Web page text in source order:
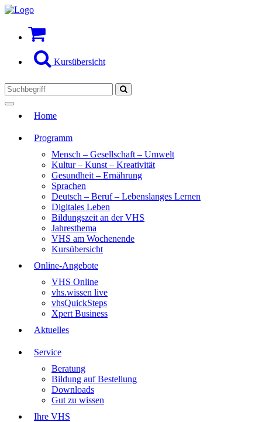
Kursübersicht
Toggle
navigationHome
Programm
Mensch – Gesellschaft – Umwelt
Kultur – Kunst – Kreativität
Gesundheit – Ernährung
Sprachen
Deutsch – Beruf – Lebenslanges Lernen
Digitales Leben
Bildungszeit an der VHS
Jahresthema
VHS am Wochenende
Kursübersicht
Online-Angebote
VHS Online
vhs.wissen live
vhsQuickSteps
Xpert Business
Aktuelles
Service
Beratung
Bildung auf Bestellung
Downloads
Gut zu wissen
Ihre VHS